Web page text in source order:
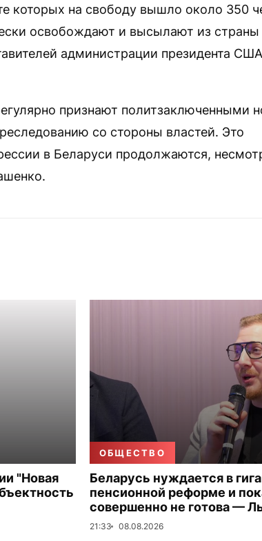
которых на свободу вышло около 350
освобождают и высылают из
администрации президента США
признают политзаключенными
со стороны властей. Это
в Беларуси продолжаются,
"Новая
ОБЩЕСТВО
Беларусь нуждается в
пенсионной реформе и
совершенно не готова —
21:33 08.08.2026